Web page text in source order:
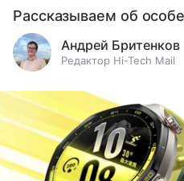
Рассказываем об
Андрей Бритенков
Редактор Hi-Tech Mail